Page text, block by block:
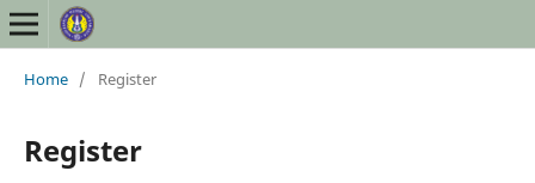
Home / Register
Register